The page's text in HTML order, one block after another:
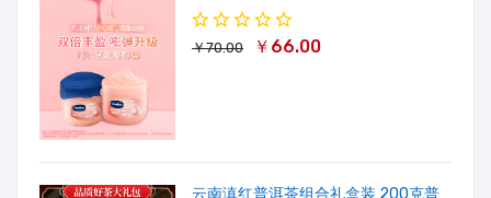
￥70.00 ￥66.00
云南滇红普洱茶组合礼盒装 200克普